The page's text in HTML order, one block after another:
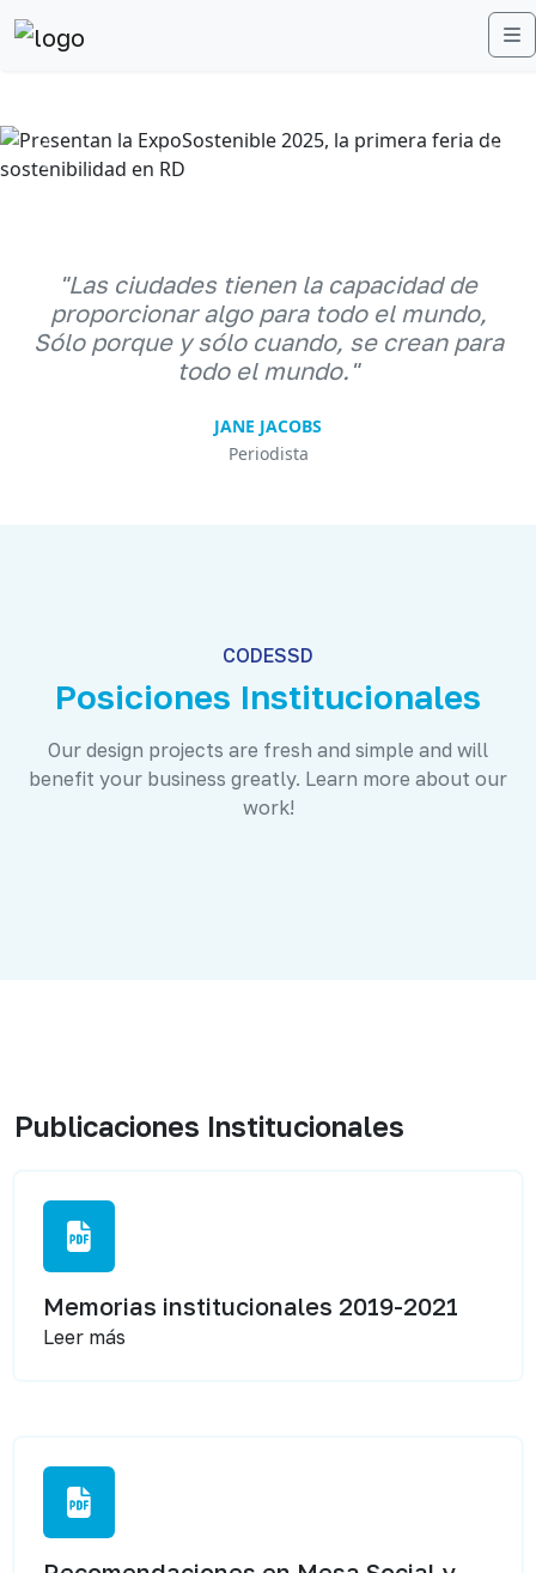
Anterior
"Las ciudades tienen la capacidad de
proporcionar algo para todo el mundo,
Sólo porque y sólo cuando, se crean para
todo el mundo."
JANE JACOBS
Periodista
CODESSD
Posiciones Institucionales
Our design projects are fresh and simple and will
benefit your business greatly. Learn more about our
work!
Publicaciones Institucionales
Memorias institucionales 2019-2021
Leer más